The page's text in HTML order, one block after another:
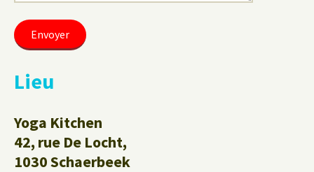
Lieu
Yoga Kitchen
42, rue De Locht,
1030 Schaerbeek